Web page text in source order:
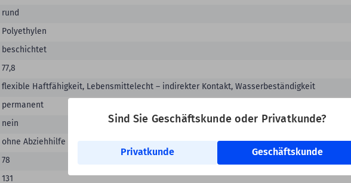
Sind Sie Geschäftskunde oder Privatkunde?
Privatkunde Geschäftskunde
rund
Polyethylen
beschichtet
77,8
flexible Haftfähigkeit, Lebensmittelecht – indirekter Kontakt, Wasserbeständigkeit
permanent
nein
ohne Abziehhilfe
78
131